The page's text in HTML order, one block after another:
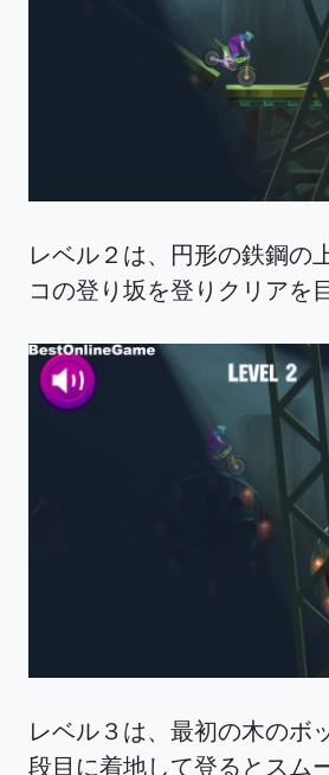
レベル２は、円形の鉄鋼の
コの登り坂を登りクリアを
レベル３は、最初の木のボ
段目に着地して登るとスム